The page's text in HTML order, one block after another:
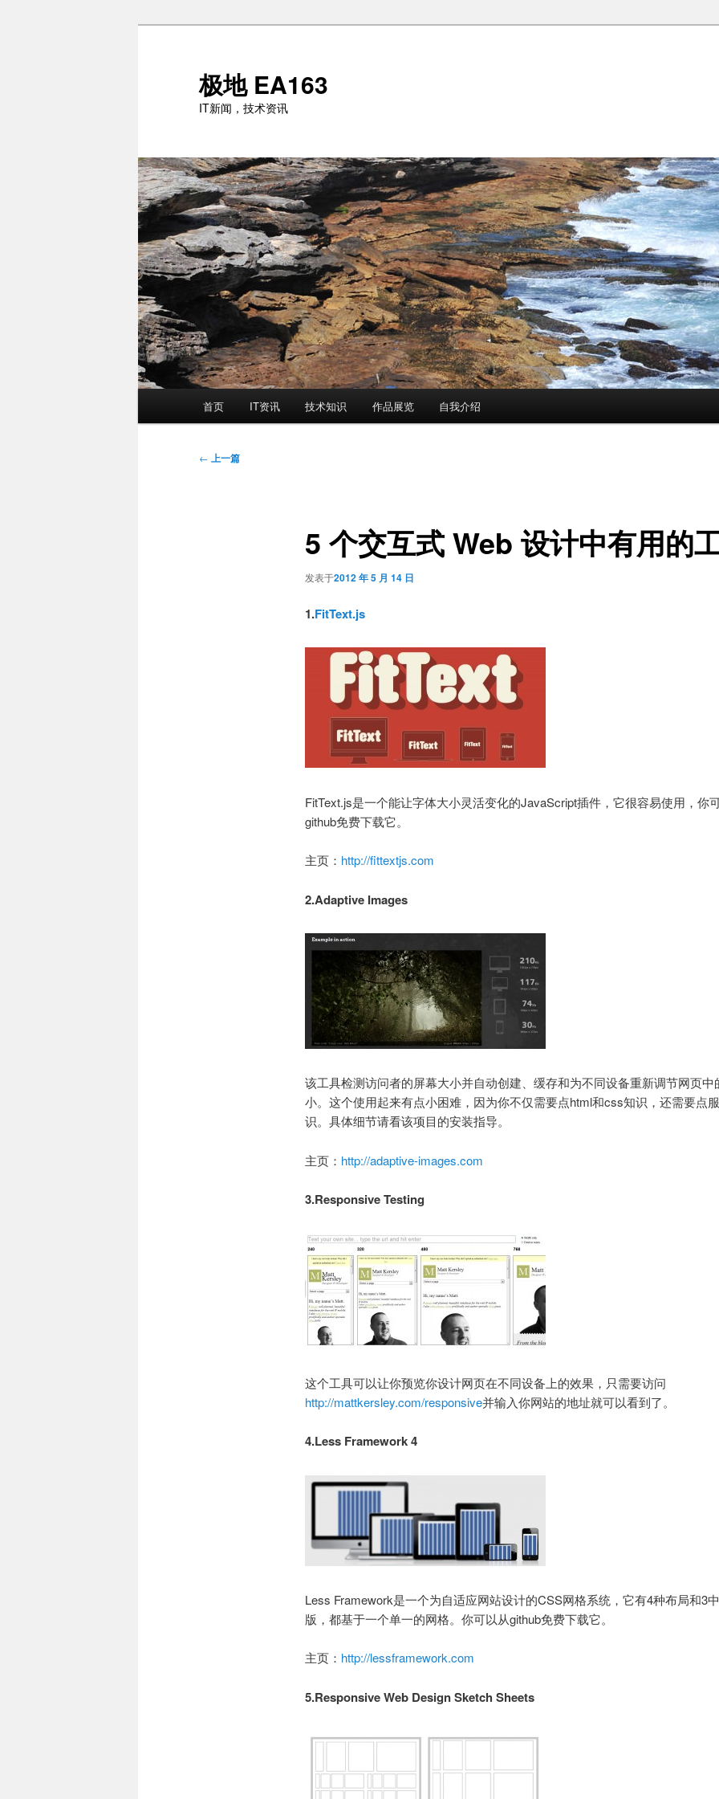
极地 EA163
IT新闻，技术资讯
首页 IT资讯 技术知识 作品展览 自我介绍
文
← 上一篇
5 个交互式 Web 设计中有用的
发表于2012 年 5 月 14 日
1.FitText.js
FitText.js是一个能让字体大小灵活变化的JavaScript插件，它很容易使用，你
github免费下载它。
主页： http://fittextjs.com
2.Adaptive Images
该工具检测访问者的屏幕大小并自动创建、缓存和为不同设备重新调节网页中
小。这个使用起来有点小困难，因为你不仅需要点html和css知识，还需要点
识。具体细节请看该项目的安装指导。
主页： http://adaptive-images.com
3.Responsive Testing
这个工具可以让你预览你设计网页在不同设备上的效果，只需要访问
http://mattkersley.com/responsive并输入你网站的地址就可以看到了。
4.Less Framework 4
Less Framework是一个为自适应网站设计的CSS网格系统，它有4种布局和3
版，都基于一个单一的网格。你可以从github免费下载它。
主页： http://lessframework.com
5.Responsive Web Design Sketch Sheets